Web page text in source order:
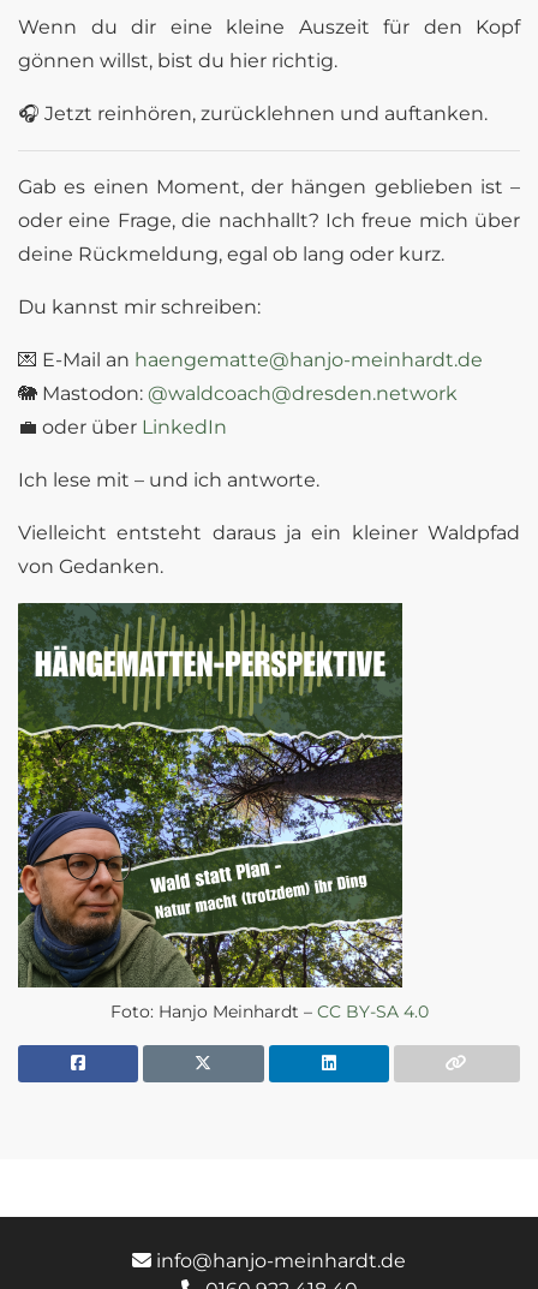
Wenn du dir eine kleine Auszeit für den Kopf
gönnen willst, bist du hier richtig.
🎧 Jetzt reinhören, zurücklehnen und auftanken.
Gab es einen Moment, der hängen geblieben ist –
oder eine Frage, die nachhallt? Ich freue mich über
deine Rückmeldung, egal ob lang oder kurz.
Du kannst mir schreiben:
💌 E-Mail an haengematte@hanjo-meinhardt.de
🐘 Mastodon: @waldcoach@dresden.network
💼 oder über LinkedIn
Ich lese mit – und ich antworte.
Vielleicht entsteht daraus ja ein kleiner Waldpfad
von Gedanken.
Foto: Hanjo Meinhardt – CC BY-SA 4.0
info@hanjo-meinhardt.de